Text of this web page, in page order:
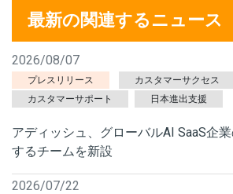
最新の関連するニュース
2026/08/07
プレスリリース
カスタマーサクセス
カスタマーサポート
日本進出支援
アディッシュ、グローバルAI SaaS企
するチームを新設
2026/07/22